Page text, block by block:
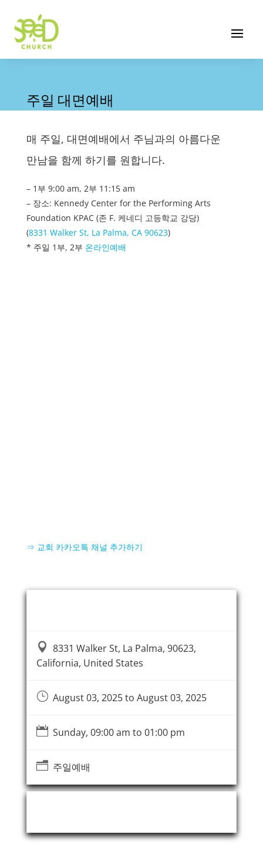
주일 대면예배
매 주일, 대면예배에서 주님과의 아름다운
만남을 함께 하기를 원합니다.
– 1부 9:00 am, 2부 11:15 am
– 장소: Kennedy Center for the Performing Arts
Foundation KPAC (존 F. 케네디 고등학교 강당)
(8331 Walker St, La Palma, CA 90623)
* 주일 1부, 2부 온라인예배
⇒ 교회 카카오톡 채널 추가하기
 8331 Walker St, La Palma, 90623,
California, United States
}August 03, 2025 to August 03, 2025
 Sunday, 09:00 am to 01:00 pm
n주일예배